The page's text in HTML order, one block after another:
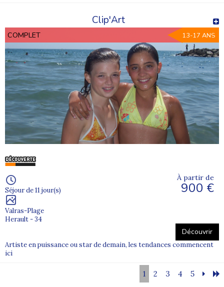
Clip'Art
COMPLET 13-17 ANS
Séjour de 11 jour(s)
Valras-Plage
Herault - 34
À partir de
900 €
Découvrir
Artiste en puissance ou star de demain, les tendances commencent
ici
1 2 3 4 5